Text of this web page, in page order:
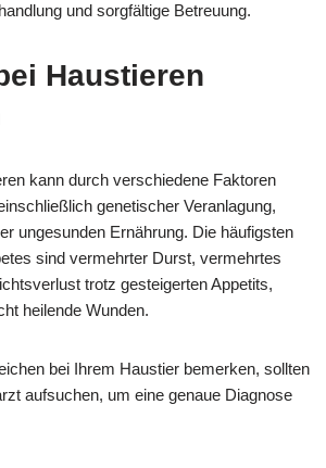
und sorgfältige Betreuung.
Haustieren
kann durch verschiedene Faktoren
genetischer Veranlagung,
ungesunden Ernährung. Die häufigsten
sind vermehrter Durst, vermehrtes
trotz gesteigerten Appetits,
heilende Wunden.
bei Ihrem Haustier bemerken, sollten
aufsuchen, um eine genaue Diagnose